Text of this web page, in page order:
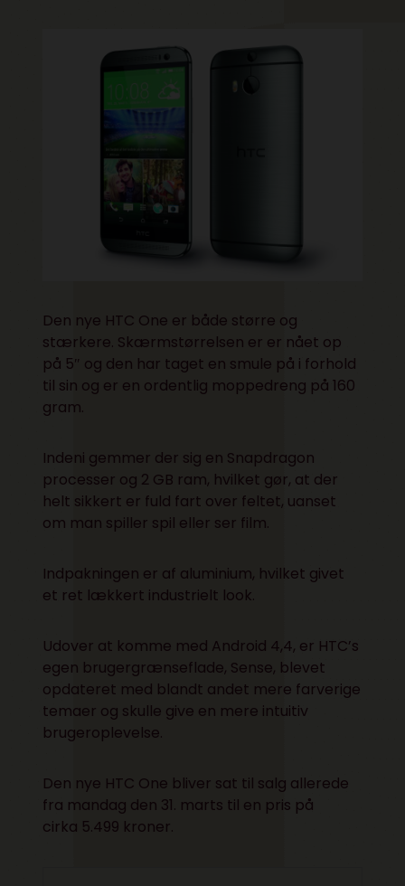
Den nye HTC One er både større og
stærkere. Skærmstørrelsen er er nået op
på 5″ og den har taget en smule på i forhold
til sin og er en ordentlig moppedreng på 160
gram.
Indeni gemmer der sig en Snapdragon
processer og 2 GB ram, hvilket gør, at der
helt sikkert er fuld fart over feltet, uanset
om man spiller spil eller ser film.
Indpakningen er af aluminium, hvilket givet
et ret lækkert industrielt look.
Udover at komme med Android 4,4, er HTC’s
egen brugergrænseflade, Sense, blevet
opdateret med blandt andet mere farverige
temaer og skulle give en mere intuitiv
brugeroplevelse.
Den nye HTC One bliver sat til salg allerede
fra mandag den 31. marts til en pris på
cirka 5.499 kroner.